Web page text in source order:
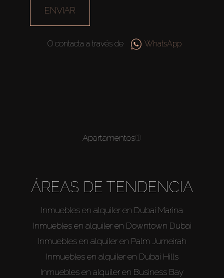
ENVIAR
O contacta a través de WhatsApp
Apartamentos(1)
ÁREAS DE TENDENCIA
Inmuebles en alquiler en Dubai Marina
Inmuebles en alquiler en Downtown Dubai
Inmuebles en alquiler en Palm Jumeirah
Inmuebles en alquiler en Dubai Hills
Inmuebles en alquiler en Business Bay